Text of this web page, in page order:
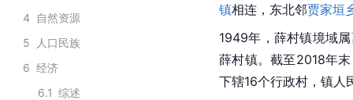
4
自然资源
5
人口民族
6 经济
6.1 综述
镇相连，东北邻贾家垣
1949年，薛村镇境域属
薛村镇。截至2018年
下辖16个行政村，镇人